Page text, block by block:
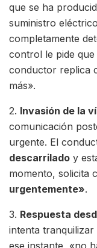
que se ha
suministro
completamente
control le pide que
conductor replica
más».
2. Invasión de la
comunicación
urgente. El
descarrilado y
momento, solicita
urgentemente».
3. Respuesta
intenta tranquilizar
ese instante, «no